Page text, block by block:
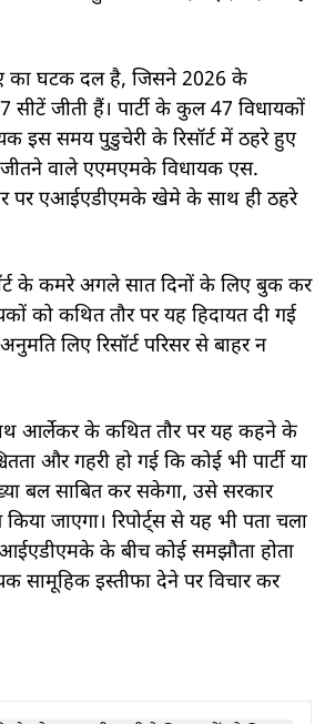
का घटक दल है, जिसने 2026 के
सीटें जीती हैं। पार्टी के कुल 47 विधायकों
इस समय पुडुचेरी के रिसॉर्ट में ठहरे हुए
जीतने वाले एएमएमके विधायक एस.
पर एआईएडीएमके खेमे के साथ ही ठहरे
के कमरे अगले सात दिनों के लिए बुक कर
को कथित तौर पर यह हिदायत दी गई
लिए रिसॉर्ट परिसर से बाहर न
आर्लेकर के कथित तौर पर यह कहने के
और गहरी हो गई कि कोई भी पार्टी या
बल साबित कर सकेगा, उसे सरकार
जाएगा। रिपोर्ट्स से यह भी पता चला
के बीच कोई समझौता होता
सामूहिक इस्तीफा देने पर विचार कर